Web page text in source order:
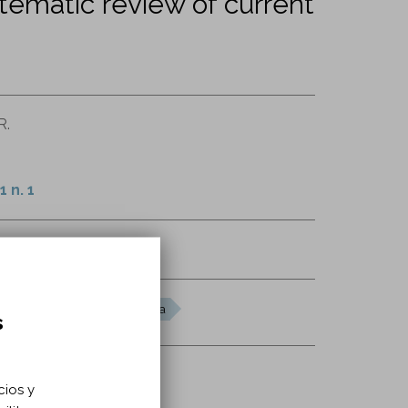
n. 1
revisión sistemática
y